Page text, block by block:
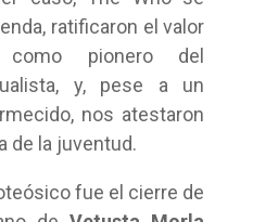
ratificaron el valor
pionero del
y, pese a un
nos atestaron
de la juventud.
fue el cierre de